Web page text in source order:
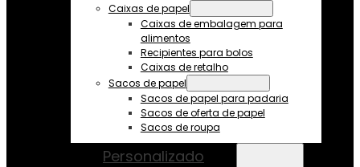
Caixas de papel
Caixas de embalagem para
alimentos
Recipientes para bolos
Caixas de retalho
Sacos de papel
Sacos de papel para padaria
Sacos de oferta de papel
Sacos de roupa
Personalizado